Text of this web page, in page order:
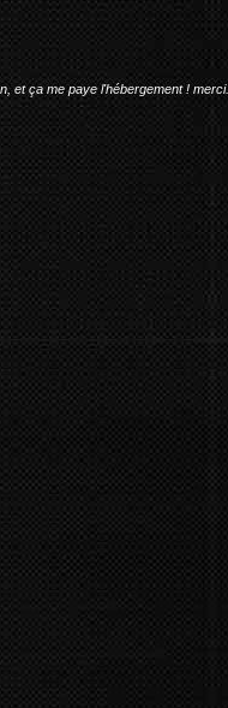
et ça me paye l'hébergement ! merci.